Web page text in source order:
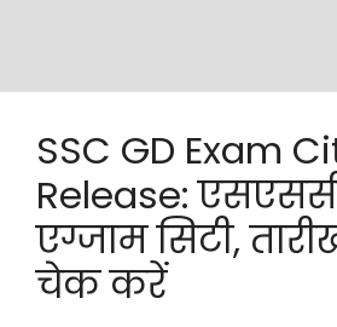
SSC GD Exam
Release:
एग्जाम सिटी,
चेक करें